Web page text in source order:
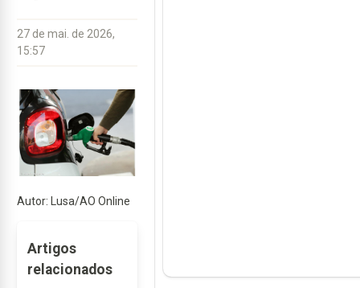
27 de mai. de 2026,
15:57
Autor: Lusa/AO Online
Artigos
relacionados